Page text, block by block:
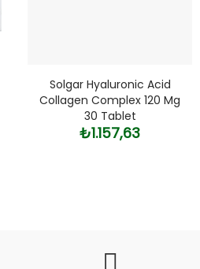
Solgar Hyaluronic Acid
Collagen Complex 120 Mg
30 Tablet
₺1.157,63